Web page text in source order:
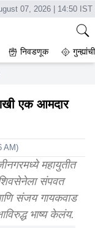
CrimeTak Lallantop
07, 2026 14:50 IST
निवडणूक
bjp will end shiv
एक आमदार
AM)
महायुतीत
संपवत
संजय गायकवाड
भाष्य केलंय.